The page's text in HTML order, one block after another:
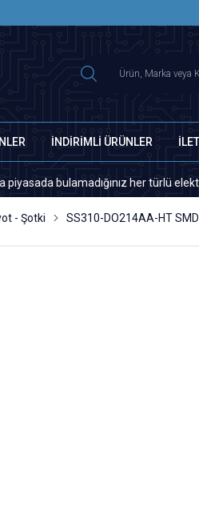
İNDİRİMLİ ÜRÜNLER
bulamadığınız her türlü
- Şotki SS310-DO214AA-HT